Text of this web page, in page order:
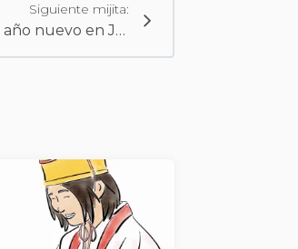
Siguiente mijita:
Navidad y año nuevo en Japón (V): El Otoshidama